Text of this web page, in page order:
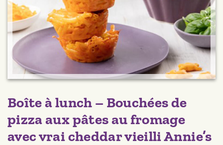
Boîte à lunch – Bouchées de
pizza aux pâtes au fromage
avec vrai cheddar vieilli Annie’s